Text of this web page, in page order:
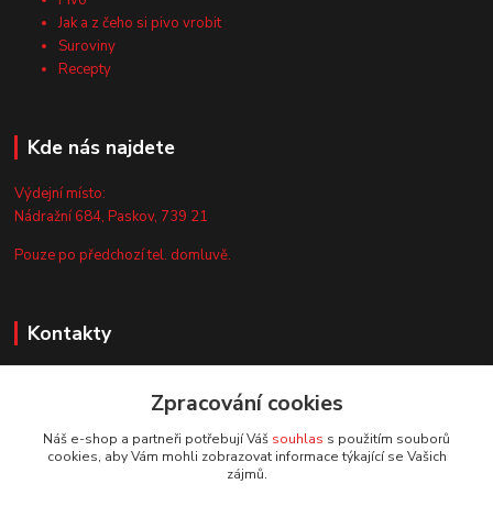
Jak a z čeho si pivo vrobit
Suroviny
Recepty
Kde nás najdete
Výdejní místo:
Nádražní 684, Paskov, 739 21
Pouze po předchozí tel. domluvě.
Kontakty
+420 735 044 675
info@vyrobtesipivo.cz
Zpracování cookies
Náš e-shop a partneři potřebují Váš souhlas s použitím souborů
cookies, aby Vám mohli zobrazovat informace týkající se Vašich
zájmů.